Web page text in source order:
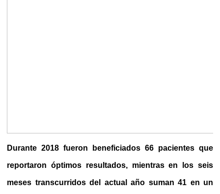
Durante 2018 fueron beneficiados 66 pacientes que
reportaron óptimos resultados, mientras en los seis
meses transcurridos del actual año suman 41 en un